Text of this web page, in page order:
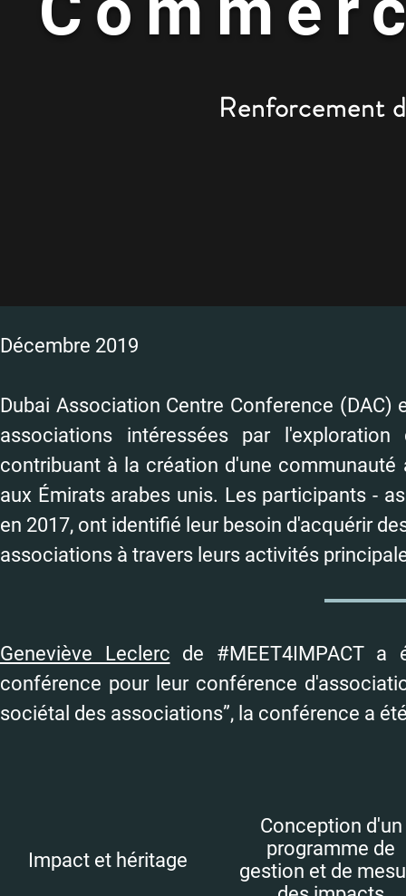
Renforcement
Décembre 2019
Dubai Association Centre Conference
associations intéressées par
contribuant à la création d'une
aux Émirats arabes unis. Les participants -
en 2017, ont identifié leur besoin d'acquérir
associations à travers leurs activités
Geneviève Leclerc de #MEET4IMPACT a
conférence pour leur conférence
sociétal des associations”, la conférence a
Impact et héritage
Conception d'un
programme de
gestion et de